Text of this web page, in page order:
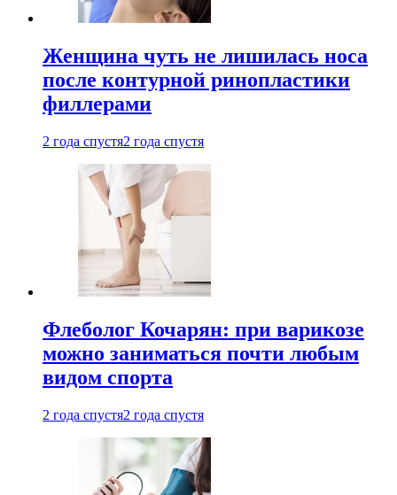
Женщина чуть не лишилась носа
после контурной ринопластики
филлерами
2 года спустя2 года спустя
Флеболог Кочарян: при варикозе
можно заниматься почти любым
видом спорта
2 года спустя2 года спустя